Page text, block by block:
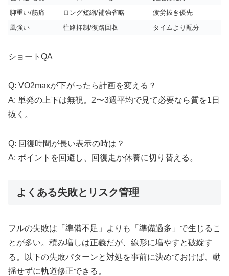
脚重い/筋痛
ロング短縮/補強省略
疲労抜き優先
風強い
往路抑制/復路回収 タイムより配分
ショートQA
Q: VO2maxが下がったら計画を変える？
A: 単発の上下は無視。2〜3週平均で見て必要なら質を1日
抜く。
Q: 回復時間が長い表示の時は？
A: ポイントを回避し、回復走か休養に切り替える。
よくある失敗とリスク管理
フルの失敗は「準備不足」よりも「準備過多」で生じるこ
とが多い。積み増しは正義だが、線形に増やすと破綻す
る。以下の失敗パターンと対処を事前に決めておけば、動
揺せずに軌道修正できる。